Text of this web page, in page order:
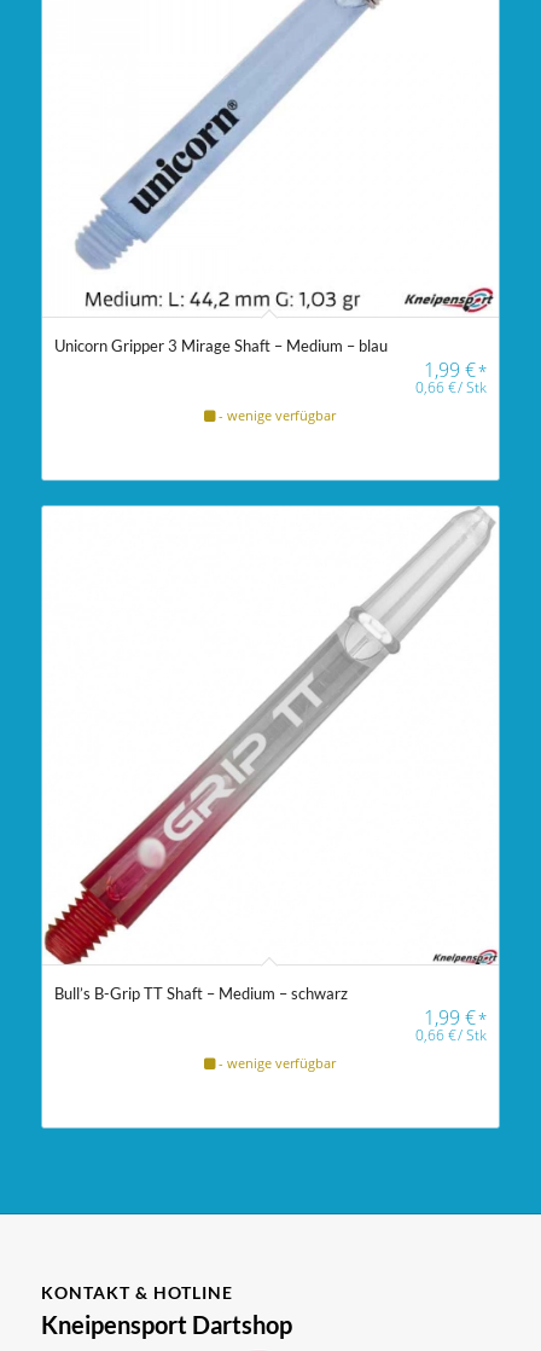
Unicorn Gripper 3 Mirage Shaft – Medium – blau
1,99€*
0,66€/Stk
- wenige verfügbar
Bull’s B-Grip TT Shaft – Medium – schwarz
1,99€*
0,66€/Stk
- wenige verfügbar
KONTAKT & HOTLINE
Kneipensport Dartshop